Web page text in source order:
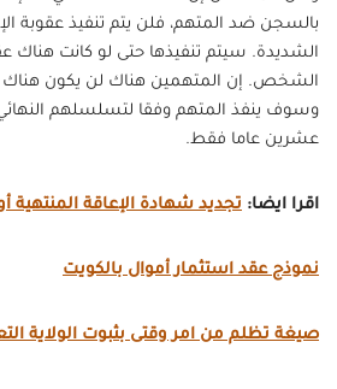
بالسجن ضد المتهم، فلن يتم تنفيذ عقوبة
الشديدة. سيتم تنفيذها حتى لو كانت
الشخص. إن المتهمين هناك لن يكون هناك
وسوف ينفذ المتهم وفقا لتسلسلهم
عشرين عاما فقط.
اقرا ايضا: تجديد شهادة الإعاقة المنتهية
نموذج عقد استثمار أموال بالكويت
صيغة تظلم من امر وقتى بثبوت الولاية